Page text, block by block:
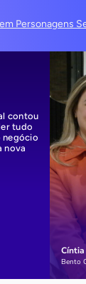
Personagens
Bento
contou
tudo
negócio
nova